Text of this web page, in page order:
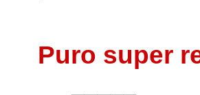
Puro super